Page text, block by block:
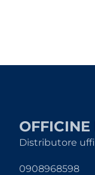
OFFICINE
Distributore
0908968598